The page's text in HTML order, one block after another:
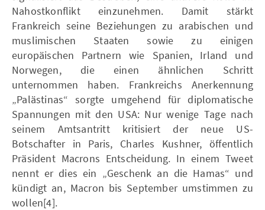
Nahostkonflikt einzunehmen. Damit stärkt
Frankreich seine Beziehungen zu arabischen und
muslimischen Staaten sowie zu einigen
europäischen Partnern wie Spanien, Irland und
Norwegen, die einen ähnlichen Schritt
unternommen haben. Frankreichs Anerkennung
„Palästinas“ sorgte umgehend für diplomatische
Spannungen mit den USA: Nur wenige Tage nach
seinem Amtsantritt kritisiert der neue US-
Botschafter in Paris, Charles Kushner, öffentlich
Präsident Macrons Entscheidung. In einem Tweet
nennt er dies ein „Geschenk an die Hamas“ und
kündigt an, Macron bis September umstimmen zu
wollen[4].